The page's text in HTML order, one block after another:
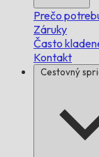
Prečo
Záruky
Často
Kontakt
Cestovný